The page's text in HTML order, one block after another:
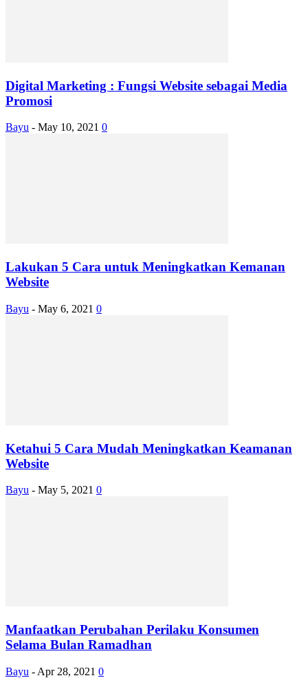
Digital Marketing : Fungsi Website sebagai Media
Promosi
Bayu - May 10, 2021 0
Lakukan 5 Cara untuk Meningkatkan Kemanan
Website
Bayu - May 6, 2021 0
Ketahui 5 Cara Mudah Meningkatkan Keamanan
Website
Bayu - May 5, 2021 0
Manfaatkan Perubahan Perilaku Konsumen
Selama Bulan Ramadhan
Bayu - Apr 28, 2021 0